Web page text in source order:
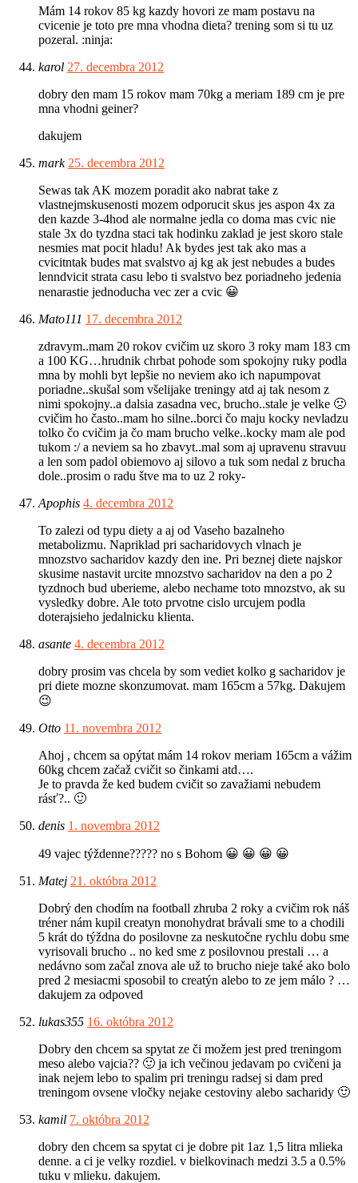
Mám 14 rokov 85 kg kazdy hovori ze mam postavu na
cvicenie je toto pre mna vhodna dieta? trening som si tu uz
pozeral. :ninja:
karol 27. decembra 2012
dobry den mam 15 rokov mam 70kg a meriam 189 cm je pre
mna vhodni geiner?
dakujem
mark 25. decembra 2012
Sewas tak AK mozem poradit ako nabrat take z
vlastnejmskusenosti mozem odporucit skus jes aspon 4x za
den kazde 3-4hod ale normalne jedla co doma mas cvic nie
stale 3x do tyzdna staci tak hodinku zaklad je jest skoro stale
nesmies mat pocit hladu! Ak bydes jest tak ako mas a
cvicitntak budes mat svalstvo aj kg ak jest nebudes a budes
lenndvicit strata casu lebo ti svalstvo bez poriadneho jedenia
nenarastie jednoducha vec zer a cvic 😀
Mato111 17. decembra 2012
zdravym..mam 20 rokov cvičim uz skoro 3 roky mam 183 cm
a 100 KG…hrudnik chrbat pohode som spokojny ruky podla
mna by mohli byt lepšie no neviem ako ich napumpovat
poriadne..skušal som všelijake treningy atd aj tak nesom z
nimi spokojny..a dalsia zasadna vec, brucho..stale je velke 🙁
cvičim ho často..mam ho silne..borci čo maju kocky nevladzu
tolko čo cvičim ja čo mam brucho velke..kocky mam ale pod
tukom :/ a neviem sa ho zbavyt..mal som aj upravenu stravuu
a len som padol obiemovo aj silovo a tuk som nedal z brucha
dole..prosim o radu štve ma to uz 2 roky-
Apophis 4. decembra 2012
To zalezi od typu diety a aj od Vaseho bazalneho
metabolizmu. Napriklad pri sacharidovych vlnach je
mnozstvo sacharidov kazdy den ine. Pri beznej diete najskor
skusime nastavit urcite mnozstvo sacharidov na den a po 2
tyzdnoch bud uberieme, alebo nechame toto mnozstvo, ak su
vysledky dobre. Ale toto prvotne cislo urcujem podla
doterajsieho jedalnicku klienta.
asante 4. decembra 2012
dobry prosim vas chcela by som vediet kolko g sacharidov je
pri diete mozne skonzumovat. mam 165cm a 57kg. Dakujem
😉
Otto 11. novembra 2012
Ahoj , chcem sa opýtat mám 14 rokov meriam 165cm a vážim
60kg chcem začaž cvičit so činkami atd….
Je to pravda že ked budem cvičit so zavažiami nebudem
rásť?.. 🙂
denis 1. novembra 2012
49 vajec týždenne????? no s Bohom 😀 😀 😀 😀
Matej 21. októbra 2012
Dobrý den chodím na football zhruba 2 roky a cvičim rok náš
tréner nám kupil creatyn monohydrat brávali sme to a chodili
5 krát do týždna do posilovne za neskutočne rychlu dobu sme
vyrisovali brucho .. no ked sme z posilovnou prestali … a
nedávno som začal znova ale už to brucho nieje také ako bolo
pred 2 mesiacmi sposobil to creatýn alebo to ze jem málo ? …
dakujem za odpoved
lukas355 16. októbra 2012
Dobry den chcem sa spytat ze či možem jest pred treningom
meso alebo vajcia?? 🙂 ja ich večinou jedavam po cvičeni ja
inak nejem lebo to spalim pri treningu radsej si dam pred
treningom ovsene vločky nejake cestoviny alebo sacharidy 🙂
kamil 7. októbra 2012
dobry den chcem sa spytat ci je dobre pit 1az 1,5 litra mlieka
denne. a ci je velky rozdiel. v bielkovinach medzi 3.5 a 0.5%
tuku v mlieku. dakujem.